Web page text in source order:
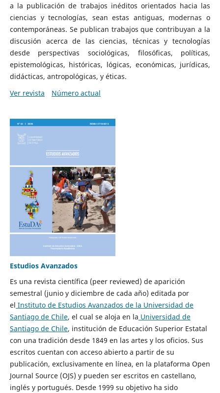
a la publicación de trabajos inéditos orientados hacia las
ciencias y tecnologías, sean estas antiguas, modernas o
contemporáneas. Se publican trabajos que contribuyan a la
discusión acerca de las ciencias, técnicas y tecnologías
desde perspectivas sociológicas, filosóficas, políticas,
epistemológicas, históricas, lógicas, económicas, jurídicas,
didácticas, antropológicas, y éticas.
Ver revista
Número actual
Estudios Avanzados
Es una revista científica (peer reviewed) de aparición
semestral (junio y diciembre de cada año) editada por
el Instituto de Estudios Avanzados de la Universidad de
Santiago de Chile, el cual se aloja en la Universidad de
Santiago de Chile, institución de Educación Superior Estatal
con una tradición desde 1849 en las artes y los oficios. Sus
escritos cuentan con acceso abierto a partir de su
publicación, exclusivamente en línea, en la plataforma Open
Journal Source (OJS) y pueden ser escritos en castellano,
inglés y portugués. Desde 1999 su objetivo ha sido